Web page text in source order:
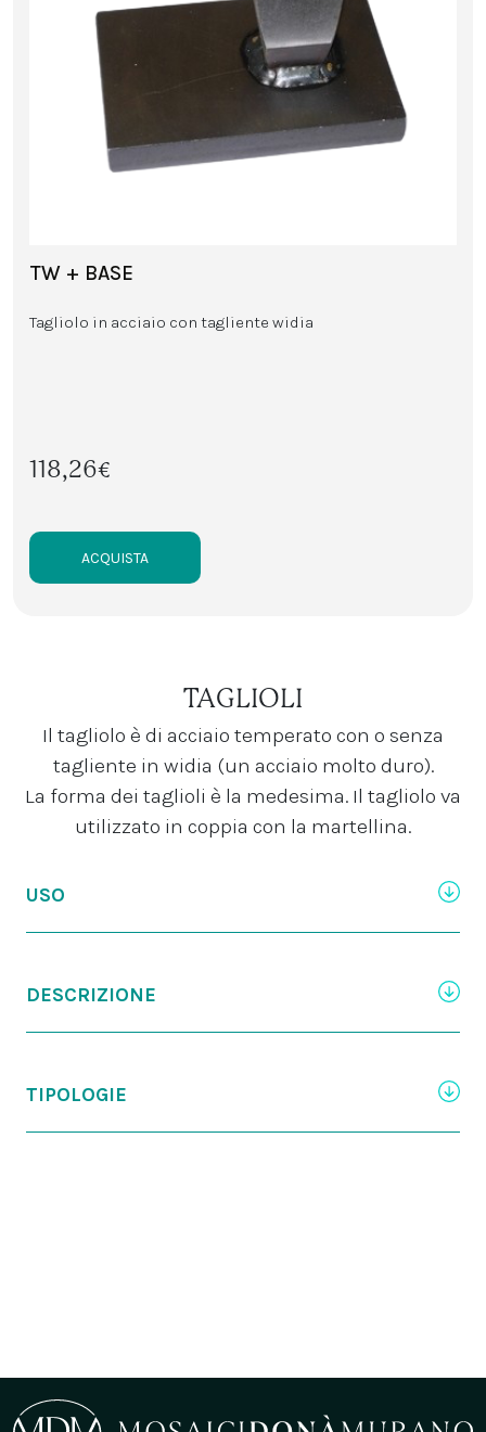
TW + BASE
Tagliolo in acciaio con tagliente widia
118,26€
ACQUISTA
TAGLIOLI
Il tagliolo è di acciaio temperato con o senza
tagliente in widia (un acciaio molto duro).
La forma dei taglioli è la medesima. Il tagliolo va
utilizzato in coppia con la martellina.
USO
DESCRIZIONE
TIPOLOGIE